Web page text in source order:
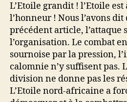
L’Etoile grandit ! l’Etoile est
l’honneur ! Nous l’avons
précédent article, l’attaque
l’organisation. Le combat
sournoise par la pression,
calomnie n’y suffisent pas.
division ne donne pas les
L’Etoile nord-africaine a